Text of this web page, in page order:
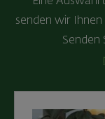
senden wir
Senden